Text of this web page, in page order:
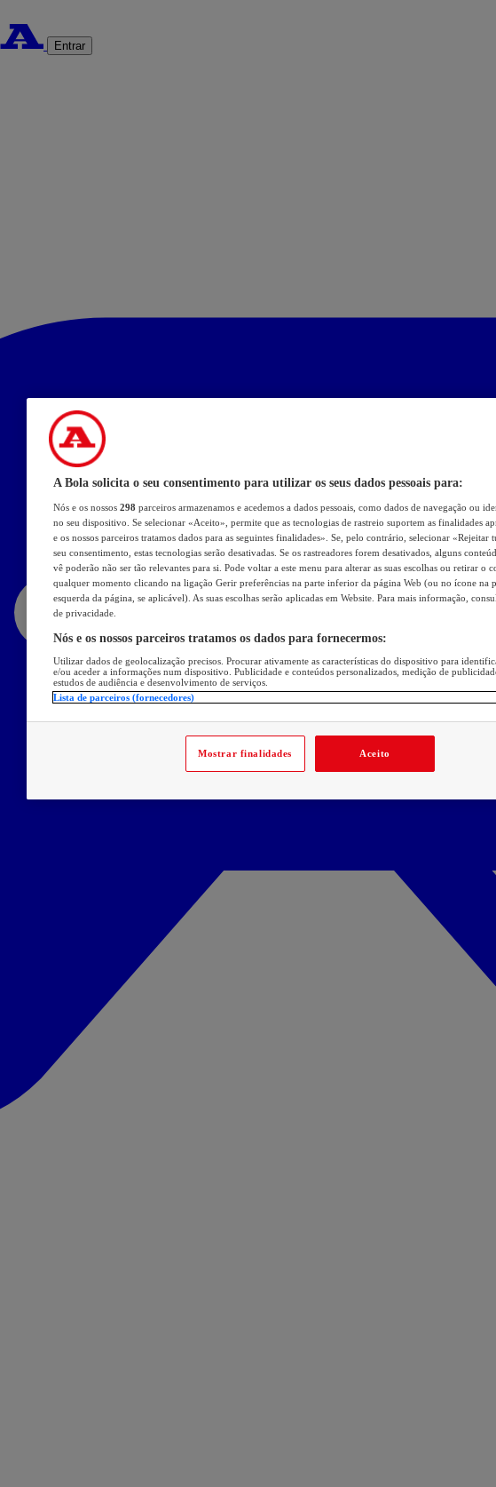
Entrar
A Bola solicita o seu consentimento para utilizar os seus dados pessoais para:
Nós e os nossos 298 parceiros armazenamos e acedemos a dados pessoais, como dados de navegação ou
no seu dispositivo. Se selecionar «Aceito», permite que as tecnologias de rastreio suportem as finalidades
e os nossos parceiros tratamos dados para as seguintes finalidades». Se, pelo contrário, selecionar «Rejeitar
seu consentimento, estas tecnologias serão desativadas. Se os rastreadores forem desativados, alguns
vê poderão não ser tão relevantes para si. Pode voltar a este menu para alterar as suas escolhas ou retirar o
qualquer momento clicando na ligação Gerir preferências na parte inferior da página Web (ou no ícone na
esquerda da página, se aplicável). As suas escolhas serão aplicadas em Website. Para mais informação,
de privacidade.
Nós e os nossos parceiros tratamos os dados para fornecermos:
Utilizar dados de geolocalização precisos. Procurar ativamente as características do dispositivo para
e/ou aceder a informações num dispositivo. Publicidade e conteúdos personalizados, medição de
estudos de audiência e desenvolvimento de serviços.
Lista de parceiros (fornecedores)
Mostrar finalidades Aceito